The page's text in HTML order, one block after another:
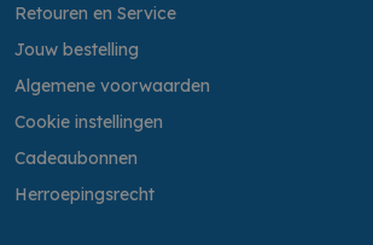
Retouren en Service
Jouw bestelling
Algemene voorwaarden
Cookie instellingen
Cadeaubonnen
Herroepingsrecht